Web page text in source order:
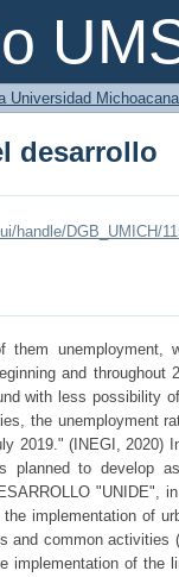
desarrollo
Universidad
desarrollo
handle/DGB_UMICH/
them unemployment,
and throughout
with less possibility
the unemployment
2019." (INEGI, 2020)
to develop
"UNIDE",
implementation of
and common
implementation of the